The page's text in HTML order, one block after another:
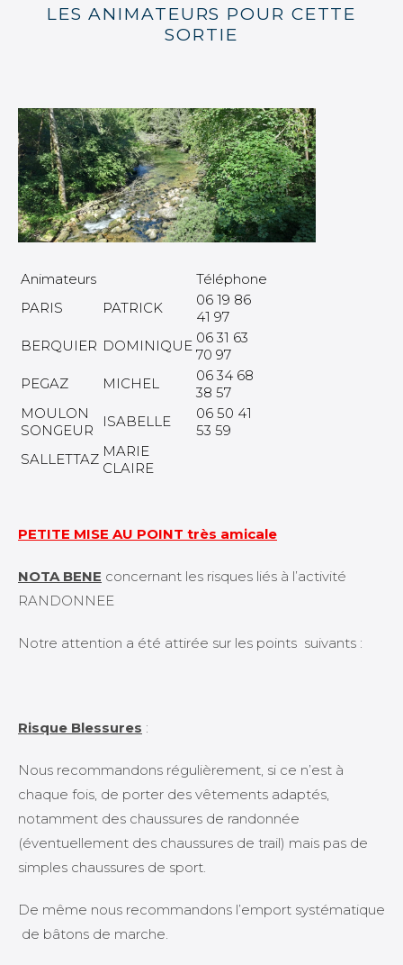
LES ANIMATEURS POUR CETTE
SORTIE
Animateurs
Téléphone
PARIS
PATRICK
06 19 86
41 97
BERQUIER DOMINIQUE 06 31 63
70 97
PEGAZ
MICHEL
06 34 68
38 57
MOULON
SONGEUR
ISABELLE
06 50 41
53 59
SALLETTAZ MARIE
CLAIRE
PETITE MISE AU POINT très amicale
NOTA BENE concernant les risques liés à l’activité
RANDONNEE
Notre attention a été attirée sur les points suivants :
Risque Blessures :
Nous recommandons régulièrement, si ce n’est à
chaque fois, de porter des vêtements adaptés,
notamment des chaussures de randonnée
(éventuellement des chaussures de trail) mais pas de
simples chaussures de sport.
De même nous recommandons l’emport systématique
de bâtons de marche.